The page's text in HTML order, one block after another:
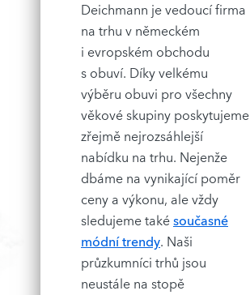
Deichmann je vedoucí firma
na trhu v německém
i evropském obchodu
s obuví. Díky velkému
výběru obuvi pro všechny
věkové skupiny poskytujeme
zřejmě nejrozsáhlejší
nabídku na trhu. Nejenže
dbáme na vynikající poměr
ceny a výkonu, ale vždy
sledujeme takésoučasné
módní trendy. Naši
průzkumníci trhů jsou
neustále na stopě